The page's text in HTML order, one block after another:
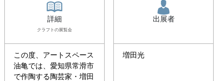
詳細
クラフト の展覧会
この度、アートスペース
油亀では、愛知県常滑市
で作陶する陶芸家・増田
出展者
増田光